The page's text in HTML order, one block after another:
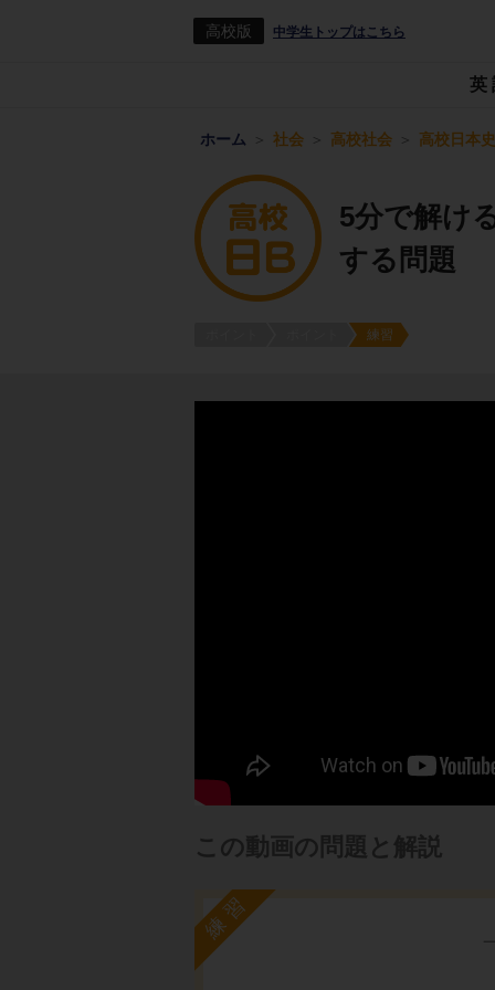
高校版 中学生トップはこちら
英
ホーム 社会 高校社会 高校日本
5分で解け
する問題
練習
この動画の問題と解説
練習